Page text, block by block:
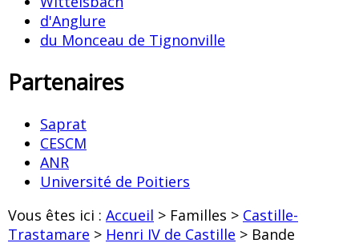
d'Anglure
du Monceau de Tignonville
Partenaires
Saprat
CESCM
ANR
Université de Poitiers
Vous êtes ici : Accueil > Familles > Castille-
Trastamare > Henri IV de Castille > Bande